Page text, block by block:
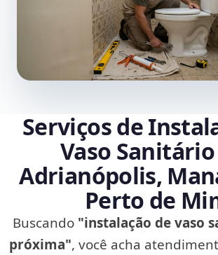
Serviços de
Vaso
Adrianópolis,
Perto de
Buscando "instalação de vaso
próxima", você acha